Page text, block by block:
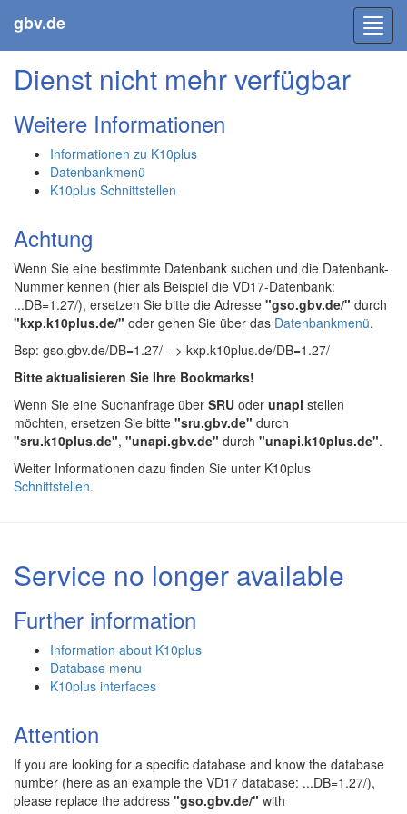
gbv.de
Dienst nicht mehr verfügbar
Weitere Informationen
Informationen zu K10plus
Datenbankmenü
K10plus Schnittstellen
Achtung
Wenn Sie eine bestimmte Datenbank suchen und die Datenbank-
Nummer kennen (hier als Beispiel die VD17-Datenbank:
...DB=1.27/), ersetzen Sie bitte die Adresse "gso.gbv.de/" durch
"kxp.k10plus.de/" oder gehen Sie über das Datenbankmenü.
Bsp: gso.gbv.de/DB=1.27/ --> kxp.k10plus.de/DB=1.27/
Bitte aktualisieren Sie Ihre Bookmarks!
Wenn Sie eine Suchanfrage über SRU oder unapi stellen
möchten, ersetzen Sie bitte "sru.gbv.de" durch
"sru.k10plus.de", "unapi.gbv.de" durch "unapi.k10plus.de".
Weiter Informationen dazu finden Sie unter K10plus
Schnittstellen.
Service no longer available
Further information
Information about K10plus
Database menu
K10plus interfaces
Attention
If you are looking for a specific database and know the database
number (here as an example the VD17 database: ...DB=1.27/),
please replace the address "gso.gbv.de/" with